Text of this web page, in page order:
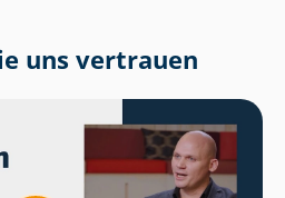
uns vertrauen